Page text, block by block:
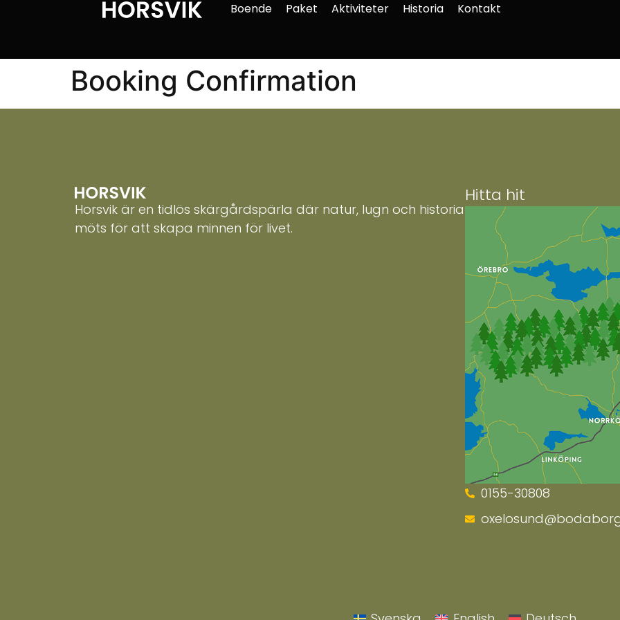
Boende Paket Aktiviteter Historia Kontakt
Booking Confirmation
Horsvik är en tidlös skärgårdspärla där natur, lugn och historia
möts för att skapa minnen för livet.
Hitta hit
0155-30808